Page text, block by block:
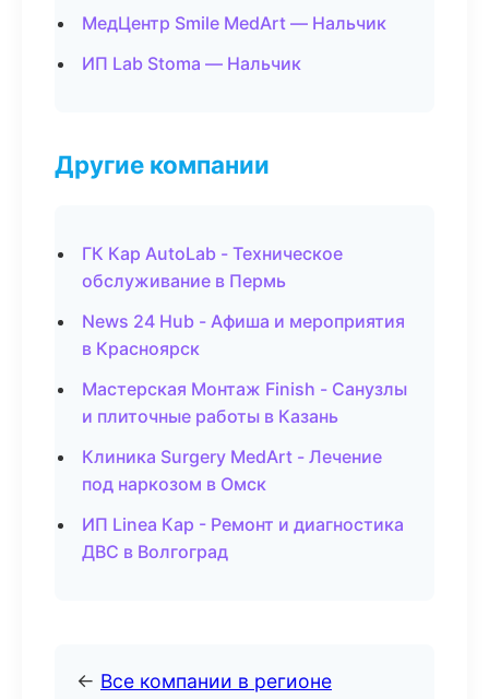
МедЦентр Smile MedArt — Нальчик
ИП Lab Stoma — Нальчик
Другие компании
ГК Кар AutoLab - Техническое
обслуживание в Пермь
News 24 Hub - Афиша и мероприятия
в Красноярск
Мастерская Монтаж Finish - Санузлы
и плиточные работы в Казань
Клиника Surgery MedArt - Лечение
под наркозом в Омск
ИП Linea Кар - Ремонт и диагностика
ДВС в Волгоград
← Все компании в регионе